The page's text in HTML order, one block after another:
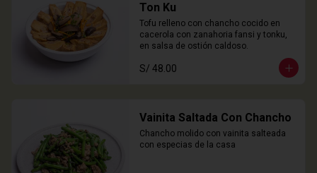
Ton Ku
Tofu relleno con chancho cocido en
cacerola con zanahoria fansi y tonku,
en salsa de ostión caldoso.
S/ 48.00
Vainita Saltada Con Chancho
Chancho molido con vainita salteada
con especias de la casa